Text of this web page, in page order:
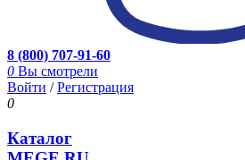
8 (800) 707-91-60
0 Вы смотрели
Войти /Регистрация
0
Каталог